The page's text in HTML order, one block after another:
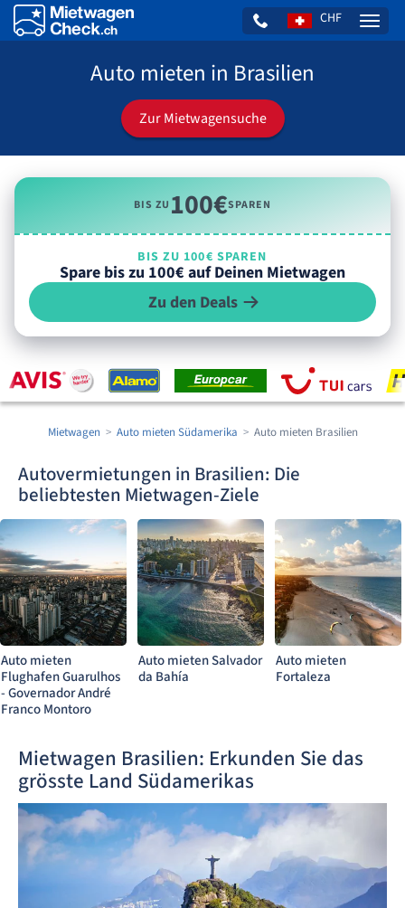
CHF
Auto mieten in Brasilien
Zur Mietwagensuche
BIS ZU100€SPAREN
BIS ZU 100€ SPAREN
Spare bis zu 100€ auf Deinen Mietwagen
Zu den Deals
Mietwagen Auto mieten Südamerika Auto mieten Brasilien
Autovermietungen in Brasilien: Die
beliebtesten Mietwagen-Ziele
Auto mieten
Flughafen Guarulhos
- Governador André
Franco Montoro
Auto mieten Salvador
da Bahía
Auto mieten
Fortaleza
Mietwagen Brasilien: Erkunden Sie das
grösste Land Südamerikas